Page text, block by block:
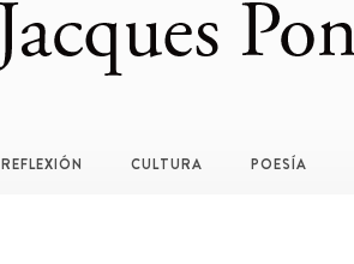
REFLEXIÓN CULTURA POESÍA